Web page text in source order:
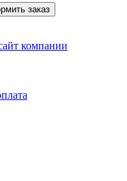
заказ
компании